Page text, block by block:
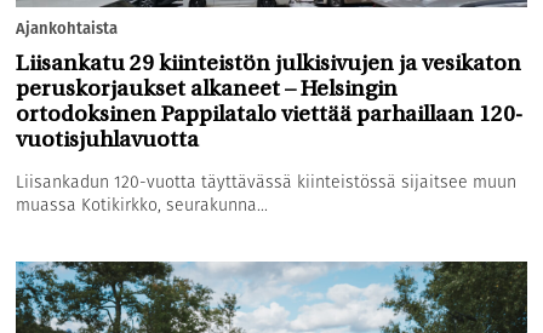
Ajankohtaista
Liisankatu 29 kiinteistön julkisivujen ja vesikaton
peruskorjaukset alkaneet – Helsingin
ortodoksinen Pappilatalo viettää parhaillaan 120-
vuotisjuhlavuotta
Liisankadun 120-vuotta täyttävässä kiinteistössä sijaitsee muun
muassa Kotikirkko, seurakunna...